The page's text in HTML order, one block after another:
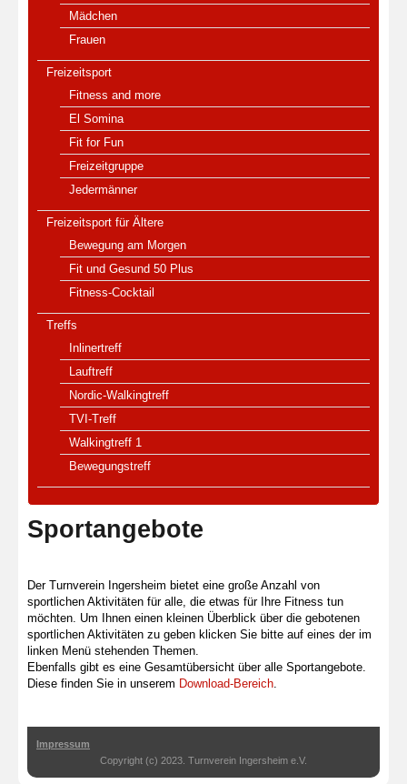
Mädchen
Frauen
Freizeitsport
Fitness and more
El Somina
Fit for Fun
Freizeitgruppe
Jedermänner
Freizeitsport für Ältere
Bewegung am Morgen
Fit und Gesund 50 Plus
Fitness-Cocktail
Treffs
Inlinertreff
Lauftreff
Nordic-Walkingtreff
TVI-Treff
Walkingtreff 1
Bewegungstreff
Sportangebote
Der Turnverein Ingersheim bietet eine große Anzahl von
sportlichen Aktivitäten für alle, die etwas für Ihre Fitness tun
möchten. Um Ihnen einen kleinen Überblick über die gebotenen
sportlichen Aktivitäten zu geben klicken Sie bitte auf eines der im
linken Menü stehenden Themen.
Ebenfalls gibt es eine Gesamtübersicht über alle Sportangebote.
Diese finden Sie in unserem Download-Bereich.
Impressum
Copyright (c) 2023. Turnverein Ingersheim e.V.